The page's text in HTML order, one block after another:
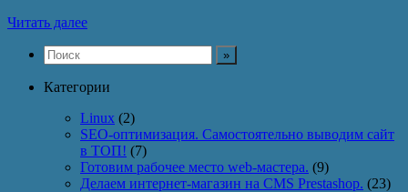
Читать далее
Категории
Linux (2)
SEO-оптимизация. Самостоятельно выводим сайт
в ТОП! (7)
Готовим рабочее место web-мастера. (9)
Делаем интернет-магазин на CMS Prestashop. (23)